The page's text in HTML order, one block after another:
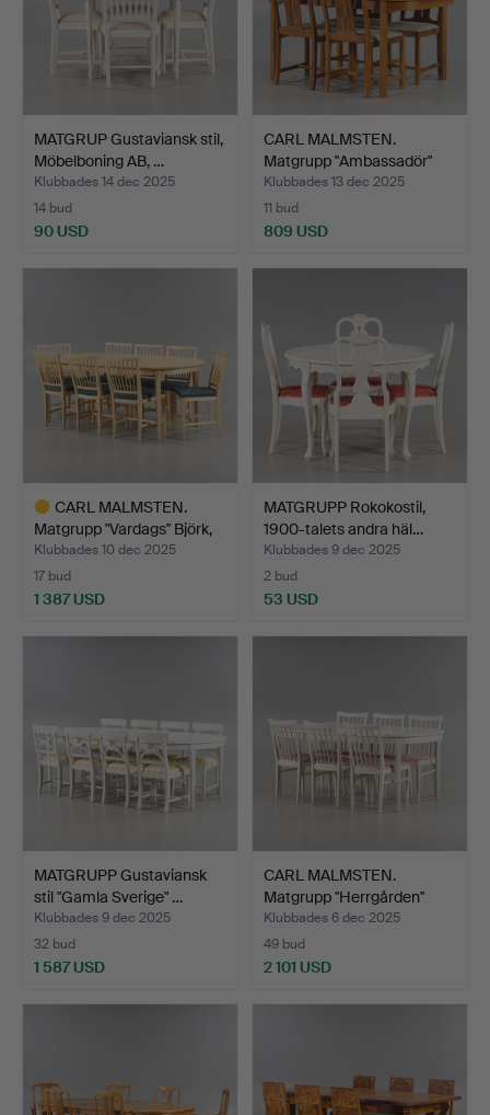
MATGRUP Gustaviansk stil,
Möbelboning AB, …
Klubbades 14 dec 2025
14 bud
90 USD
CARL MALMSTEN.
Matgrupp "Ambassadör"
Valnö…
Klubbades 13 dec 2025
11 bud
809 USD
CARL MALMSTEN.
Matgrupp "Vardags" Björk,
S…
Klubbades 10 dec 2025
17 bud
1 387 USD
MATGRUPP Rokokostil,
1900-talets andra häl…
Klubbades 9 dec 2025
2 bud
53 USD
MATGRUPP Gustaviansk
stil "Gamla Sverige" …
Klubbades 9 dec 2025
32 bud
1 587 USD
CARL MALMSTEN.
Matgrupp "Herrgården"
Åfors…
Klubbades 6 dec 2025
49 bud
2 101 USD